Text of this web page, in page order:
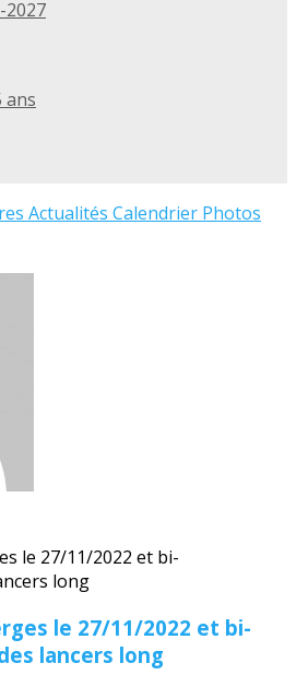
2027
ans
Actualités Calendrier Photos
le 27/11/2022 et bi-
lancers long